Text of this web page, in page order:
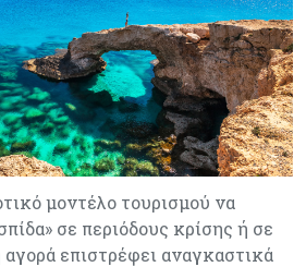
μοντέλο τουρισμού να
σε περιόδους κρίσης ή σε
επιστρέφει αναγκαστικά